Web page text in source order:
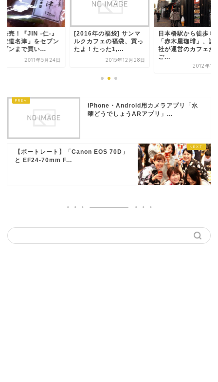
発売！『JIN -仁-』
安道名津」をセブン
ブンまで買い...
2011年5月24日
[2016年の福袋] サンマ
ルクカフェの福袋、買っ
たよ！たった1,...
2015年12月28日
日本橋駅から徒歩５
「赤木屋珈琲」、証
社が運営のカフェが
ご...
2012年12
iPhone・Android用カメラアプリ「水
曜どうでしょうARアプリ」...
【ポートレート】「Canon EOS 70D」
と EF24-70mm F...